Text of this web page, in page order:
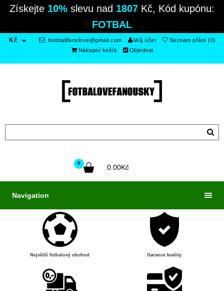
Získejte 10% slevu nad 1807 Kč, Kód kupónu:
FOTBAL
Kč footballfanslove@gmail.com Můj účet
Seznam přání (0)
Nákupní košík
Objednat
0
0.00Kč
Navigation
Největší fotbalový obchod Garance kvality